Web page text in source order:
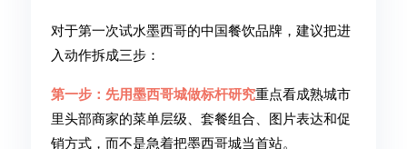
对于第一次试水墨西哥的中国餐饮品牌，建议把进
入动作拆成三步：
第一步：先用墨西哥城做标杆研究重点看成熟城市
里头部商家的菜单层级、套餐组合、图片表达和促
销方式，而不是急着把墨西哥城当首站。